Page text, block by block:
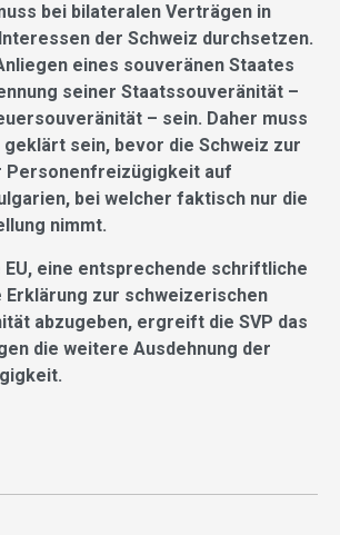
bei bilateralen Verträgen in
der Schweiz durchsetzen.
eines souveränen Staates
seiner Staatssouveränität –
– sein. Daher muss
sein, bevor die Schweiz zur
Personenfreizügigkeit auf
bei welcher faktisch nur die
nimmt.
eine entsprechende schriftliche
Erklärung zur schweizerischen
abzugeben, ergreift die SVP das
die weitere Ausdehnung der